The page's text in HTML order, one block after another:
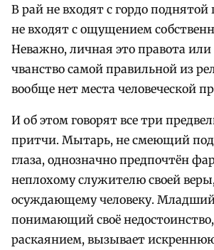
В рай не входят с гордо поднятой
не входят с ощущением
Неважно, личная это правота
чванство самой правильной из
вообще нет места человеческой
И об этом говорят все три
притчи. Мытарь, не смеющий
глаза, однозначно предпочтён
неплохому служителю своей
осуждающему человеку.
понимающий своё
раскаянием, вызывает